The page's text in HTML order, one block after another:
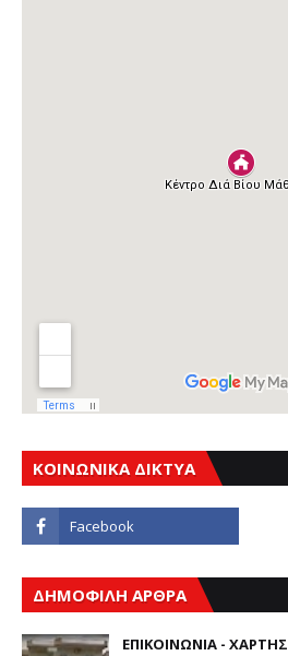
ΚΟΙΝΩΝΙΚΑ ΔΙΚΤΥΑ
ΔΗΜΟΦΙΛΗ ΑΡΘΡΑ
ΕΠΙΚΟΙΝΩΝΙΑ - ΧΑΡΤΗΣ